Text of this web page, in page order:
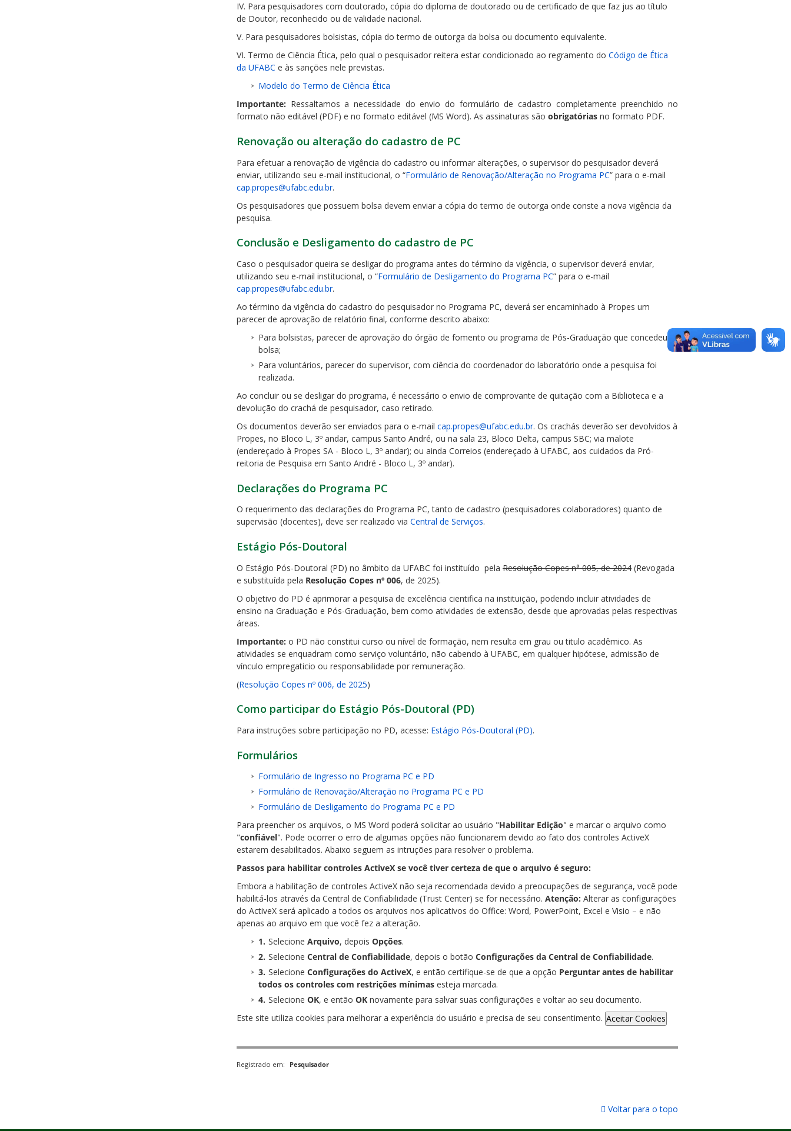
IV. Para pesquisadores com doutorado, cópia do diploma de doutorado ou de certificado de que faz jus ao título
de Doutor, reconhecido ou de validade nacional.
V. Para pesquisadores bolsistas, cópia do termo de outorga da bolsa ou documento equivalente.
VI. Termo de Ciência Ética, pelo qual o pesquisador reitera estar condicionado ao regramento do Código de Ética
da UFABC e às sanções nele previstas.
Modelo do Termo de Ciência Ética
Importante: Ressaltamos a necessidade do envio do formulário de cadastro completamente preenchido no
formato não editável (PDF) e no formato editável (MS Word). As assinaturas são obrigatórias no formato PDF.
Renovação ou alteração do cadastro de PC
Para efetuar a renovação de vigência do cadastro ou informar alterações, o supervisor do pesquisador deverá
enviar, utilizando seu e-mail institucional, o “Formulário de Renovação/Alteração no Programa PC” para o e-mail
cap.propes@ufabc.edu.br.
Os pesquisadores que possuem bolsa devem enviar a cópia do termo de outorga onde conste a nova vigência da
pesquisa.
Conclusão e Desligamento do cadastro de PC
Caso o pesquisador queira se desligar do programa antes do término da vigência, o supervisor deverá enviar,
utilizando seu e-mail institucional, o “Formulário de Desligamento do Programa PC” para o e-mail
cap.propes@ufabc.edu.br.
Ao término da vigência do cadastro do pesquisador no Programa PC, deverá ser encaminhado à Propes um
parecer de aprovação de relatório final, conforme descrito abaixo:
Para bolsistas, parecer de aprovação do órgão de fomento ou programa de Pós-Graduação que concedeu a
bolsa;
Para voluntários, parecer do supervisor, com ciência do coordenador do laboratório onde a pesquisa foi
realizada.
Ao concluir ou se desligar do programa, é necessário o envio de comprovante de quitação com a Biblioteca e a
devolução do crachá de pesquisador, caso retirado.
Os documentos deverão ser enviados para o e-mail cap.propes@ufabc.edu.br. Os crachás deverão ser devolvidos à
Propes, no Bloco L, 3º andar, campus Santo André, ou na sala 23, Bloco Delta, campus SBC; via malote
(endereçado à Propes SA - Bloco L, 3º andar); ou ainda Correios (endereçado à UFABC, aos cuidados da Pró-
reitoria de Pesquisa em Santo André - Bloco L, 3º andar).
Declarações do Programa PC
O requerimento das declarações do Programa PC, tanto de cadastro (pesquisadores colaboradores) quanto de
supervisão (docentes), deve ser realizado via Central de Serviços.
Estágio Pós-Doutoral
O Estágio Pós-Doutoral (PD) no âmbito da UFABC foi instituído pela Resolução Copes n° 005, de 2024 (Revogada
e substituída pela Resolução Copes nº 006, de 2025).
O objetivo do PD é aprimorar a pesquisa de excelência cientifica na instituição, podendo incluir atividades de
ensino na Graduação e Pós-Graduação, bem como atividades de extensão, desde que aprovadas pelas respectivas
áreas.
Importante: o PD não constitui curso ou nível de formação, nem resulta em grau ou titulo acadêmico. As
atividades se enquadram como serviço voluntário, não cabendo à UFABC, em qualquer hipótese, admissão de
vínculo empregaticio ou responsabilidade por remuneração.
(Resolução Copes nº 006, de 2025)
Como participar do Estágio Pós-Doutoral (PD)
Para instruções sobre participação no PD, acesse: Estágio Pós-Doutoral (PD).
Formulários
Formulário de Ingresso no Programa PC e PD
Formulário de Renovação/Alteração no Programa PC e PD
Formulário de Desligamento do Programa PC e PD
Para preencher os arquivos, o MS Word poderá solicitar ao usuário "Habilitar Edição" e marcar o arquivo como
"confiável". Pode ocorrer o erro de algumas opções não funcionarem devido ao fato dos controles ActiveX
estarem desabilitados. Abaixo seguem as intruções para resolver o problema.
Passos para habilitar controles ActiveX se você tiver certeza de que o arquivo é seguro:
Embora a habilitação de controles ActiveX não seja recomendada devido a preocupações de segurança, você pode
habilitá-los através da Central de Confiabilidade (Trust Center) se for necessário. Atenção: Alterar as configurações
do ActiveX será aplicado a todos os arquivos nos aplicativos do Office: Word, PowerPoint, Excel e Visio – e não
apenas ao arquivo em que você fez a alteração.
Selecione Arquivo, depois Opções.
Selecione Central de Confiabilidade, depois o botão Configurações da Central de Confiabilidade.
Selecione Configurações do ActiveX, e então certifique-se de que a opção Perguntar antes de habilitar
todos os controles com restrições mínimas esteja marcada.
Selecione OK, e então OK novamente para salvar suas configurações e voltar ao seu documento.
Este site utiliza cookies para melhorar a experiência do usuário e precisa de seu consentimento. Aceitar Cookies
Registrado em: Pesquisador
Voltar para o topo